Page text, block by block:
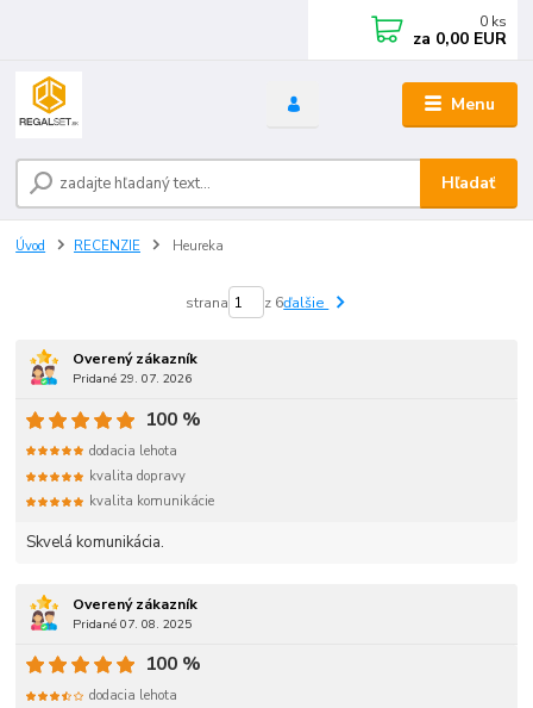
Menu
Hľadať
0 ks
za 0,00 EUR
Úvod RECENZIE Heureka
strana z 6ďalšie
Overený zákazník
Pridané 29. 07. 2026
Skvelá komunikácia.
100 %
dodacia lehota
kvalita dopravy
kvalita komunikácie
Overený zákazník
Pridané 07. 08. 2025
100 %
dodacia lehota